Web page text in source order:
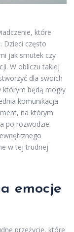
które
Dzieci często
jak smutek czy
W obliczu takiej
dla swoich
będą mogły
komunikacja
na którym
po rozwodzie.
w tej trudnej
emocje
przeżycie, które